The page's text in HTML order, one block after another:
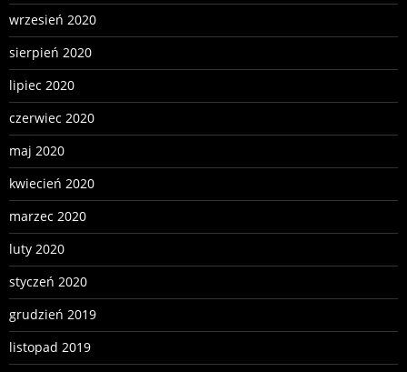
wrzesień 2020
sierpień 2020
lipiec 2020
czerwiec 2020
maj 2020
kwiecień 2020
marzec 2020
luty 2020
styczeń 2020
grudzień 2019
listopad 2019